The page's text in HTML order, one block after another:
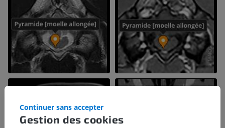
Gestion des cookies
Continuer sans accepter